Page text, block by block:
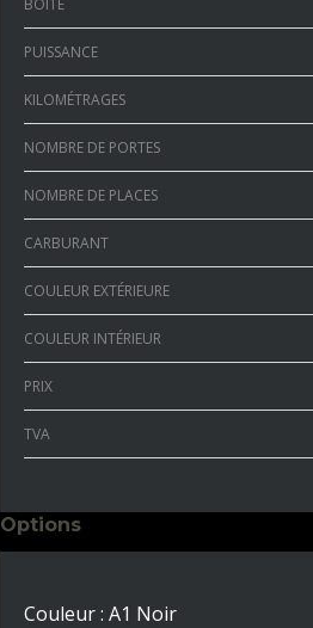
PUISSANCE
KILOMÉTRAGES
NOMBRE DE PORTES
NOMBRE DE PLACES
CARBURANT
COULEUR EXTÉRIEURE
COULEUR INTÉRIEUR
PRIX
TVA
Options
Couleur : A1 Noir